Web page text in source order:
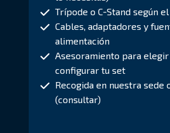
Trípode o C‑Stand según
Cables, adaptadores y
alimentación
Asesoramiento para
configurar tu set
Recogida en nuestra sede
(consultar)